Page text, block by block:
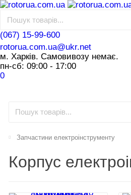
(067) 15-99-600
rotorua.com.ua@ukr.net
м. Харків. Самовивозу немає.
пн-сб: 09:00 - 17:00
0
Запчастини електроінструменту
Корпус